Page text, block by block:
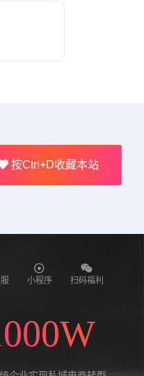
按Ctrl+D收藏本站
小程序 扫码福利